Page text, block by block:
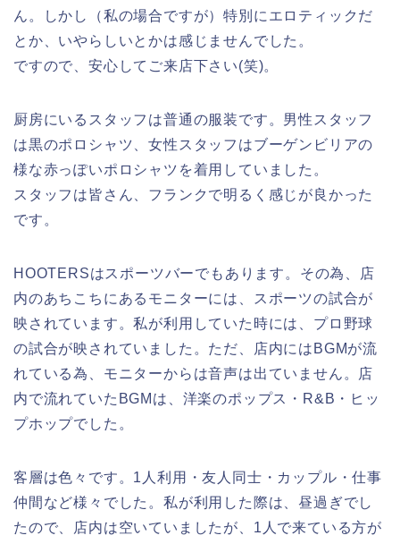
ん。しかし（私の場合ですが）特別にエロティックだ
とか、いやらしいとかは感じませんでした。
ですので、安心してご来店下さい(笑)。
厨房にいるスタッフは普通の服装です。男性スタッフ
は黒のポロシャツ、女性スタッフはブーゲンビリアの
様な赤っぽいポロシャツを着用していました。
スタッフは皆さん、フランクで明るく感じが良かった
です。
HOOTERSはスポーツバーでもあります。その為、店
内のあちこちにあるモニターには、スポーツの試合が
映されています。私が利用していた時には、プロ野球
の試合が映されていました。ただ、店内にはBGMが流
れている為、モニターからは音声は出ていません。店
内で流れていたBGMは、洋楽のポップス・R&B・ヒッ
プホップでした。
客層は色々です。1人利用・友人同士・カップル・仕事
仲間など様々でした。私が利用した際は、昼過ぎでし
たので、店内は空いていましたが、1人で来ている方が